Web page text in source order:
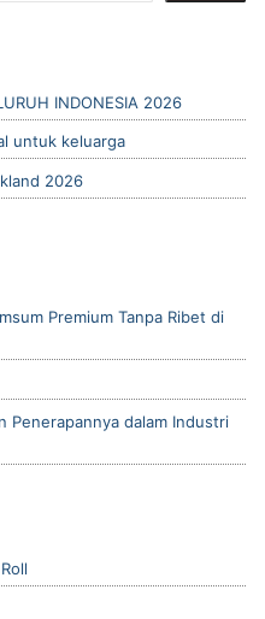
INDONESIA 2026
untuk keluarga
2026
Premium Tanpa Ribet di
Penerapannya dalam Industri